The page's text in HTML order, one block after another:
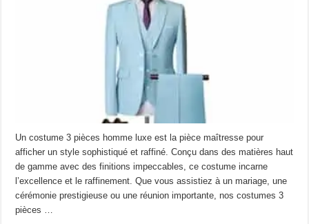
Un costume 3 pièces homme luxe est la pièce maîtresse pour
afficher un style sophistiqué et raffiné. Conçu dans des matières haut
de gamme avec des finitions impeccables, ce costume incarne
l’excellence et le raffinement. Que vous assistiez à un mariage, une
cérémonie prestigieuse ou une réunion importante, nos costumes 3
pièces …